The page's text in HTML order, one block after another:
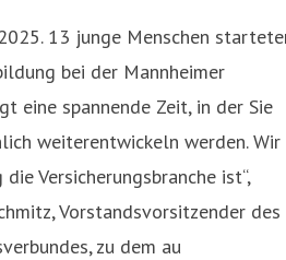
13 junge Menschen
bei der Mannheimer
eine spannende Zeit, in der Sie
weiterentwickeln werden. Wir
Versicherungsbranche ist“,
Vorstandsvorsitzender des
zu dem au